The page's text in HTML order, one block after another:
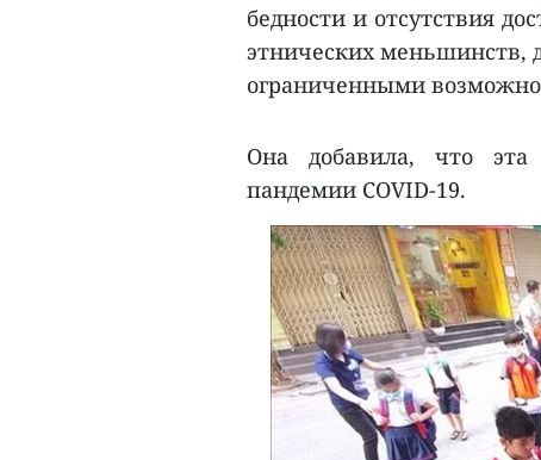
бедности и отсутствия
этнических меньшинств,
ограниченными
Она добавила, что эта
пандемии COVID-19.